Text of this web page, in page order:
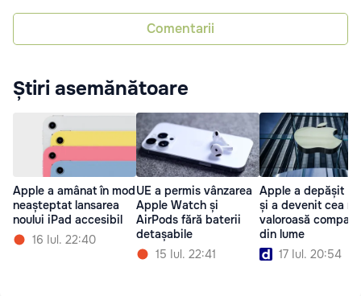
Comentarii
Știri asemănătoare
Apple a amânat în mod
neașteptat lansarea
noului iPad accesibil
16 Iul. 22:40
UE a permis vânzarea
Apple Watch și
AirPods fără baterii
detașabile
15 Iul. 22:41
Apple a depășit
și a devenit cea
valoroasă
din lume
17 Iul. 20:54